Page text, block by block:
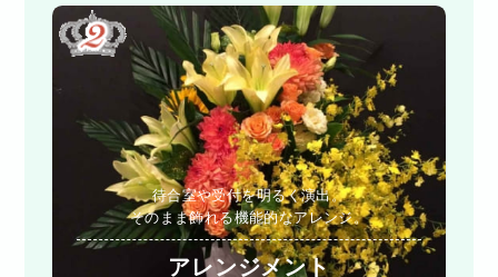
待合室や受付を明るく演出。
そのまま飾れる機能的なアレンジ。
アレンジメント